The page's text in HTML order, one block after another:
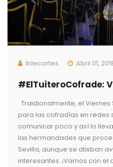
Ildecortes Abril 01,
#ElTuiteroCofrade:
Traidionalmente, el
para las cofradías en redes
comunicar poco y así lo
las hermandades que
Sevilla, aunque se atisban
interesantes. ¡Vamos con